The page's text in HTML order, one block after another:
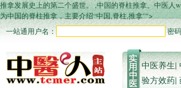
推拿发展史上的第二个盛世。 ,中国的脊柱推拿。中医人
为中国的脊柱推拿，主要介绍“中国,脊柱,推拿”">
一站通用户名：
密码
中医养生|
验方效药|